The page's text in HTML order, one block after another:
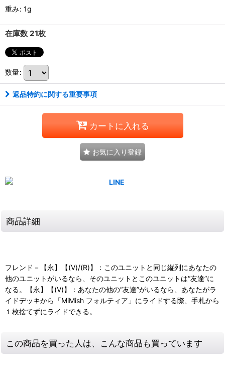
重み: 1g
在庫数 21枚
数量:
返品特約に関する重要事項
カートに入れる
お気に入り登録
商品詳細
フレンド－【永】【(V)/(R)】：このユニットと同じ縦列にあなたの
他のユニットがいるなら、そのユニットとこのユニットは“友達”に
なる。【永】【(V)】：あなたの他の“友達”がいるなら、あなたがラ
イドデッキから「MiMish フォルティア」にライドする際、手札から
１枚捨てずにライドできる。
この商品を買った人は、こんな商品も買っています